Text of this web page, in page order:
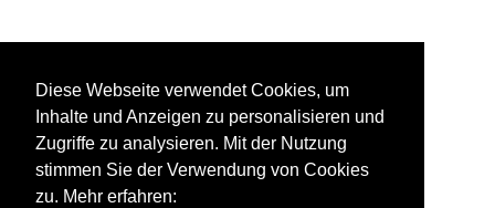
Diese Webseite verwendet Cookies, um
Inhalte und Anzeigen zu personalisieren und
Zugriffe zu analysieren. Mit der Nutzung
stimmen Sie der Verwendung von Cookies
zu. Mehr erfahren: